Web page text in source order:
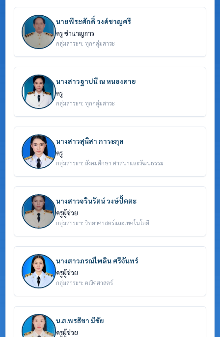
นายพีระศักดิ์ วงค์ชาญศรี
ครู ชำนาญการ
กลุ่มสาระฯ: ทุกกลุ่มสาระ
นางสาวฐาปนี ณ หนองคาย
ครู
กลุ่มสาระฯ: ทุกกลุ่มสาระ
นางสาวสุนิสา การะกุล
ครู
กลุ่มสาระฯ: สังคมศึกษา ศาสนาและวัฒนธรรม
นางสาวจรินรัตน์ วงษ์ปััตตะ
ครูผู้ช่วย
กลุ่มสาระฯ: วิทยาศาสตร์และเทคโนโลยี
นางสาวภรณ์ไพลิน ศรีจันทร์
ครูผู้ช่วย
กลุ่มสาระฯ: คณิตศาสตร์
น.ส.พรธิชา มีชัย
ครูผู้ช่วย